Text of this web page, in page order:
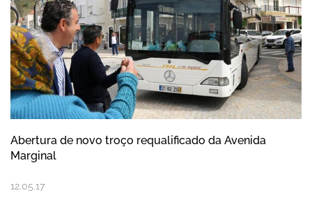
Abertura de novo troço requalificado da Avenida
Marginal
12.05.17